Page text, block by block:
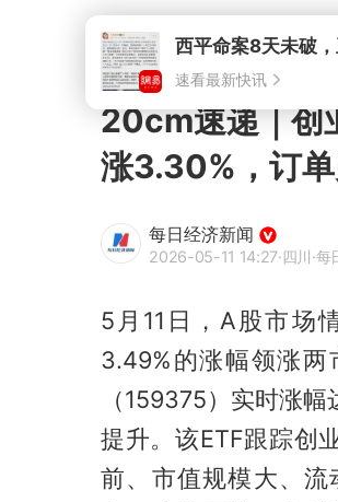
20cm速递｜创
涨3.30%，订
每日经济新闻
2026-05-11 14:27·四川·
5月11日，A股市场
3.49%的涨幅领涨
（159375）实时涨
提升。该ETF跟踪创
前、市值规模大、